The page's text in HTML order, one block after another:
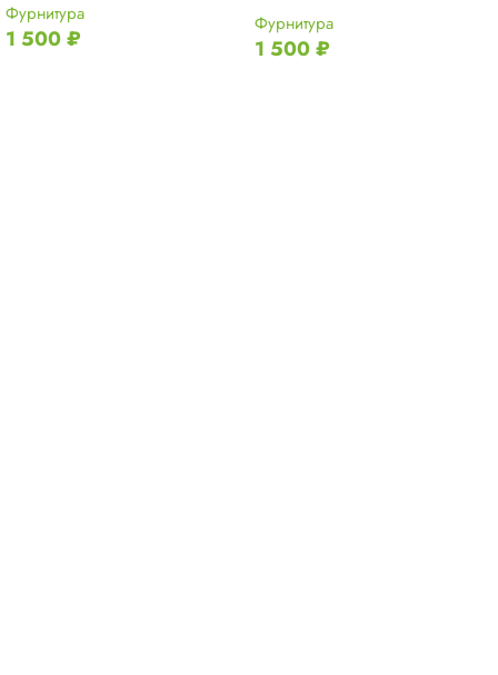
Фурнитура
1 500₽
Фурнитура
1 500₽